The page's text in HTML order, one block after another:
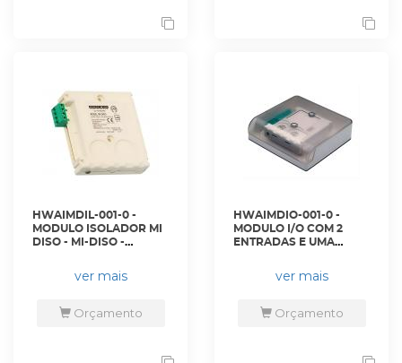
HWAIMDIL-001-0 -
MODULO ISOLADOR MI
DISO - MI-DISO -
ver mais
Orçamento
HWAIMDIO-001-0 -
MODULO I/O COM 2
ENTRADAS E UMA
ver mais
Orçamento